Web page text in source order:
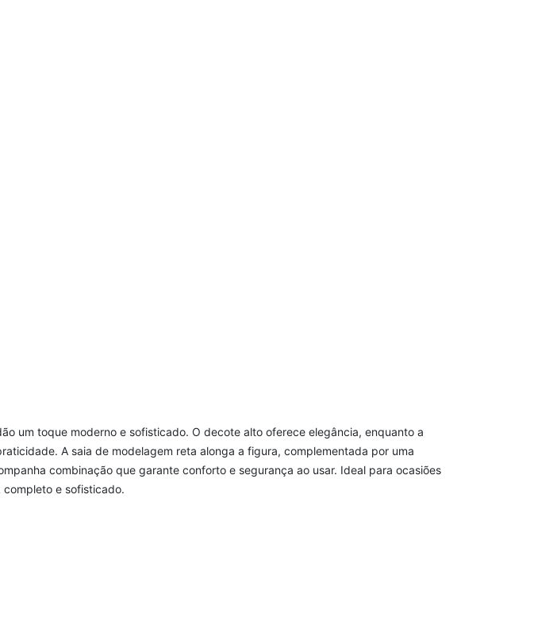
um toque moderno e sofisticado. O decote alto oferece elegância, enquanto a
A saia de modelagem reta alonga a figura, complementada por uma
combinação que garante conforto e segurança ao usar. Ideal para ocasiões
e sofisticado.